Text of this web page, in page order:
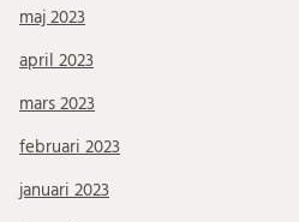
maj 2023
april 2023
mars 2023
februari 2023
januari 2023